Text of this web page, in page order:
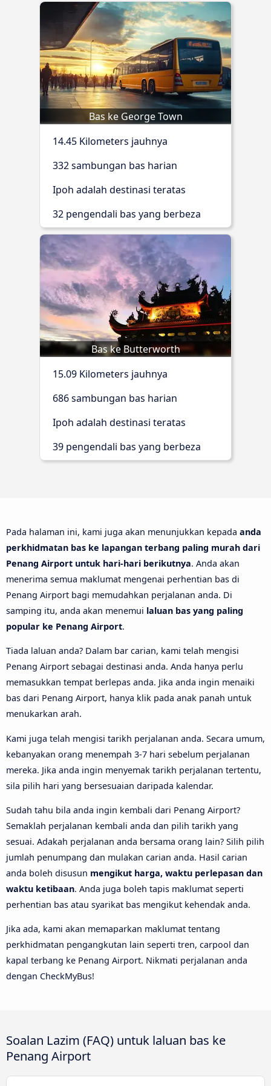
Bas ke George Town
14.45 Kilometers jauhnya
332 sambungan bas harian
Ipoh adalah destinasi teratas
32 pengendali bas yang berbeza
Bas ke Butterworth
15.09 Kilometers jauhnya
686 sambungan bas harian
Ipoh adalah destinasi teratas
39 pengendali bas yang berbeza
Pada halaman ini, kami juga akan menunjukkan kepada anda
perkhidmatan bas ke lapangan terbang paling murah dari
Penang Airport untuk hari-hari berikutnya. Anda akan
menerima semua maklumat mengenai perhentian bas di
Penang Airport bagi memudahkan perjalanan anda. Di
samping itu, anda akan menemui laluan bas yang paling
popular ke Penang Airport.
Tiada laluan anda? Dalam bar carian, kami telah mengisi
Penang Airport sebagai destinasi anda. Anda hanya perlu
memasukkan tempat berlepas anda. Jika anda ingin menaiki
bas dari Penang Airport, hanya klik pada anak panah untuk
menukarkan arah.
Kami juga telah mengisi tarikh perjalanan anda. Secara umum,
kebanyakan orang menempah 3-7 hari sebelum perjalanan
mereka. Jika anda ingin menyemak tarikh perjalanan tertentu,
sila pilih hari yang bersesuaian daripada kalendar.
Sudah tahu bila anda ingin kembali dari Penang Airport?
Semaklah perjalanan kembali anda dan pilih tarikh yang
sesuai. Adakah perjalanan anda bersama orang lain? Silih pilih
jumlah penumpang dan mulakan carian anda. Hasil carian
anda boleh disusun mengikut harga, waktu perlepasan dan
waktu ketibaan. Anda juga boleh tapis maklumat seperti
perhentian bas atau syarikat bas mengikut kehendak anda.
Jika ada, kami akan memaparkan maklumat tentang
perkhidmatan pengangkutan lain seperti tren, carpool dan
kapal terbang ke Penang Airport. Nikmati perjalanan anda
dengan CheckMyBus!
Soalan Lazim (FAQ) untuk laluan bas ke
Penang Airport